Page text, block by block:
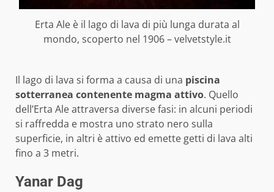
Erta Ale è il lago di lava di più lunga durata al
mondo, scoperto nel 1906 – velvetstyle.it
Il lago di lava si forma a causa di una piscina
sotterranea contenente magma attivo. Quello
dell’Erta Ale attraversa diverse fasi: in alcuni periodi
si raffredda e mostra uno strato nero sulla
superficie, in altri è attivo ed emette getti di lava alti
fino a 3 metri.
Yanar Dag